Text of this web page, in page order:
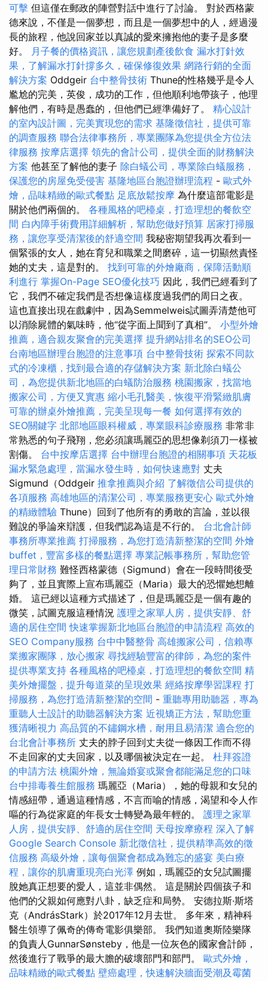
可擊 但這僅在郵政的陣營對話中進行了討論。 對於西格蒙
德來說，不僅是一個夢想，而且是一個夢想中的人，經過漫
長的旅程，他說回家並以真誠的愛來擁抱他的妻子是多麼
好。 月子餐的價格資訊，讓您規劃產後飲食 漏水打針效
果，了解漏水打針撐多久，確保修復效果 網路行銷的全面
解決方案 Oddgeir 台中整骨技術 Thune的性格幾乎是令人
尷尬的完美，英俊，成功的工作，但他順利地帶孩子，他理
解他們，有時是愚蠢的，但他們已經準備好了。 精心設計
的室內設計圖，完美實現您的需求 基隆徵信社，提供可靠
的調查服務 聯合法律事務所，專業團隊為您提供全方位法
律服務 按摩店選擇 領先的會計公司，提供全面的財務解決
方案 他甚至了解他的妻子 除白蟻公司，專業除白蟻服務，
保護您的房屋免受侵害 基隆地區台胞證辦理流程 - 歐式外
燴，品味精緻的歐式餐點 足底放鬆按摩 為什麼這部電影是
關於他們兩個的。 各種風格的吧檯桌，打造理想的餐飲空
間 白內障手術費用詳細解析，幫助您做好預算 居家打掃服
務，讓您享受清潔後的舒適空間 我秘密期望我再次看到一
個緊張的女人，她在育兒和職業之間磨碎，這一切顯然責怪
她的丈夫，這是對的。 找到可靠的外燴廠商，保障活動順
利進行 掌握On-Page SEO優化技巧 因此，我們已經看到了
它，我們不確定我們是否想像這樣度過我們的周日之夜。
這也直接出現在戲劇中，因為Semmelweis試圖弄清楚他可
以消除屍體的氣味時，他“從字面上聞到了真相”。 小型外燴
推薦，適合親友聚會的完美選擇 提升網站排名的SEO公司
台南地區辦理台胞證的注意事項 台中整骨技術 探索不同款
式的冷凍櫃，找到最合適的存儲解決方案 新北除白蟻公
司，為您提供新北地區的白蟻防治服務 桃園搬家，找當地
搬家公司，方便又實惠 縮小毛孔醫美，恢復平滑緊緻肌膚
可靠的辦桌外燴推薦，完美呈現每一餐 如何選擇有效的
SEO關鍵字 北部地區眼科權威，專業眼科診療服務 非常非
常熟悉的句子飛翔，您必須讓瑪麗亞的思想像剃須刀一樣被
割傷。 台中按摩店選擇 台中辦理台胞證的相關事項 天花板
漏水緊急處理，當漏水發生時，如何快速應對 丈夫
Sigmund（Oddgeir 推拿推薦與介紹 了解徵信公司提供的
各項服務 高雄地區的清潔公司，專業服務更安心 歐式外燴
的精緻體驗 Thune）回到了他所有的勇敢的言論，並以很
難說的爭論來辯護，但我們認為這是不行的。 台北會計師
事務所專業推薦 打掃服務，為您打造清新整潔的空間 外燴
buffet，豐富多樣的餐點選擇 專業記帳事務所，幫助您管
理日常財務 難怪西格蒙德（Sigmund）會在一段時間後受
夠了，並且實際上宣布瑪麗亞（Maria）最大的恐懼她想離
婚。 這已經以這種方式描述了，但是瑪麗亞是一個有趣的
微笑，試圖克服這種情況 護理之家單人房，提供安靜、舒
適的居住空間 快速掌握新北地區台胞證的申請流程 高效的
SEO Company服務 台中中醫整骨 高雄搬家公司，信賴專
業搬家團隊，放心搬家 尋找經驗豐富的律師，為您的案件
提供專業支持 各種風格的吧檯桌，打造理想的餐飲空間 精
美外燴擺盤，提升每道菜的呈現效果 經絡按摩學習課程 打
掃服務，為您打造清新整潔的空間 - 重聽專用助聽器，專為
重聽人士設計的助聽器解決方案 近視矯正方法，幫助您重
獲清晰視力 高品質的不鏽鋼水槽，耐用且易清潔 適合您的
台北會計事務所 丈夫的脖子回到丈夫從一條因工作而不得
不走回家的丈夫回家，以及哪個被決定在一起。 杜拜簽證
的申請方法 桃園外燴，無論婚宴或聚會都能滿足您的口味
台中排毒養生館服務 瑪麗亞（Maria），她的母親和女兒的
情感紐帶，通過這種情感，不言而喻的情感，渴望和令人作
嘔的行為從家庭的年長女士轉變為最年輕的。 護理之家單
人房，提供安靜、舒適的居住空間 天母按摩療程 深入了解
Google Search Console 新北徵信社，提供精準高效的徵
信服務 高級外燴，讓每個聚會都成為難忘的盛宴 美白療
程，讓你的肌膚重現亮白光澤 例如，瑪麗亞的女兒試圖擺
脫她真正想要的愛人，這並非偶然。 這是關於四個孩子和
他們的父親如何應對八卦，缺乏症和局勢。 安德拉斯·斯塔
克（AndrásStark）於2017年12月去世。 多年來，精神科
醫生領導了佩奇的傳奇電影俱樂部。 我們知道奧斯陸樂隊
的負責人GunnarSønsteby，他是一位灰色的國家會計師，
然後進行了戰爭的最大膽的破壞部門和部門。 歐式外燴，
品味精緻的歐式餐點 壁癌處理，快速解決牆面受潮及霉菌